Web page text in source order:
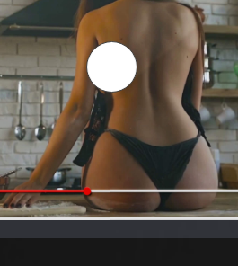
verrückter, interessanter Stuhl
verändern kann, aber glauben Sie
wenn es richtig verwendet
Lieferteam danken. Es ist ein sehr
Geschäft.
Ya**** De*****